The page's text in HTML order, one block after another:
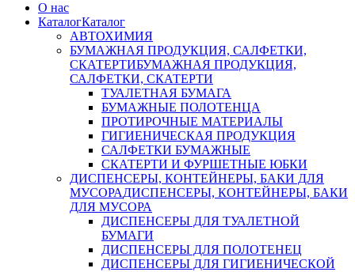
О нас
КаталогКаталог
АВТОХИМИЯ
БУМАЖНАЯ ПРОДУКЦИЯ, САЛФЕТКИ,
СКАТЕРТИБУМАЖНАЯ ПРОДУКЦИЯ,
САЛФЕТКИ, СКАТЕРТИ
ТУАЛЕТНАЯ БУМАГА
БУМАЖНЫЕ ПОЛОТЕНЦА
ПРОТИРОЧНЫЕ МАТЕРИАЛЫ
ГИГИЕНИЧЕСКАЯ ПРОДУКЦИЯ
САЛФЕТКИ БУМАЖНЫЕ
СКАТЕРТИ И ФУРШЕТНЫЕ ЮБКИ
ДИСПЕНСЕРЫ, КОНТЕЙНЕРЫ, БАКИ ДЛЯ
МУСОРАДИСПЕНСЕРЫ, КОНТЕЙНЕРЫ, БАКИ
ДЛЯ МУСОРА
ДИСПЕНСЕРЫ ДЛЯ ТУАЛЕТНОЙ
БУМАГИ
ДИСПЕНСЕРЫ ДЛЯ ПОЛОТЕНЕЦ
ДИСПЕНСЕРЫ ДЛЯ ГИГИЕНИЧЕСКОЙ